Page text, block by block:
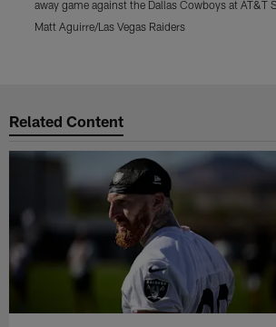
away game against the Dallas Cowboys at AT&T
Matt Aguirre/Las Vegas Raiders
Related Content